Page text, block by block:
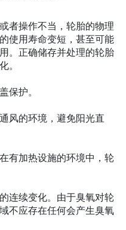
者操作不当，轮胎的物理
使用寿命变短，甚至可能
。正确储存并处理的轮胎
。
保护。
风的环境，避免阳光直
有加热设施的环境中，轮
连续变化。由于臭氧对轮
不应存在任何会产生臭氧